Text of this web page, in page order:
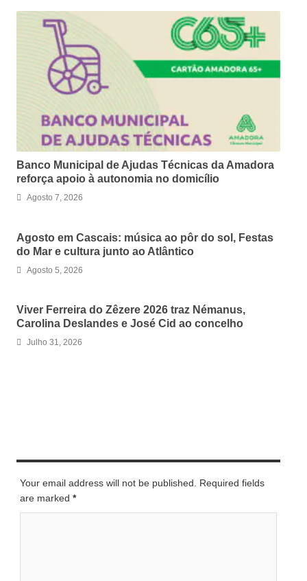
Banco Municipal de Ajudas Técnicas da Amadora
reforça apoio à autonomia no domicílio
Agosto 7, 2026
Agosto em Cascais: música ao pôr do sol, Festas
do Mar e cultura junto ao Atlântico
Agosto 5, 2026
Viver Ferreira do Zêzere 2026 traz Némanus,
Carolina Deslandes e José Cid ao concelho
Julho 31, 2026
Your email address will not be published. Required fields
are marked *